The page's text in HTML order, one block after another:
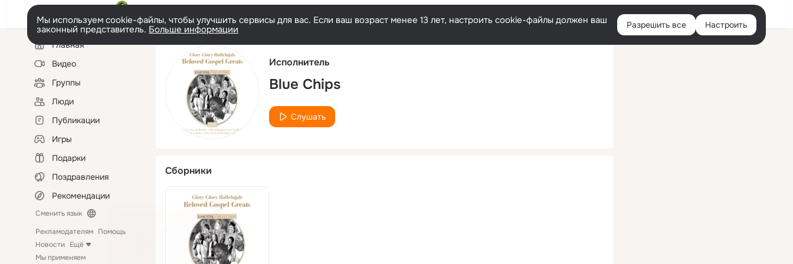
Русский Войти
Мы используем cookie-файлы, чтобы улучшить сервисы для вас. Если ваш возраст менее 13 лет, настроить cookie-файлы должен ваш
законный представитель. Больше информации Разрешить все Настроить
Левая
колонкаГлавная
Видео
Группы
Люди
Публикации
Игры
Подарки
Поздравления
Рекомендации
Сменить язык
Рекламодателям Помощь
Новости Ещё
Мы применяем
Исполнитель
Blue Chips
Слушать
Сборники